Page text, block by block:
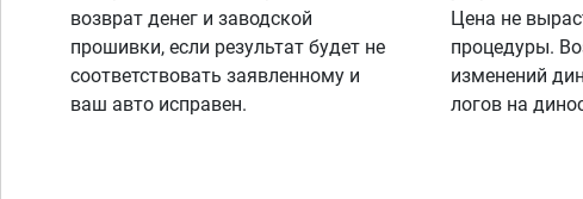
возврат денег и заводской
прошивки, если результат будет не
соответствовать заявленному и
ваш авто исправен.
Цена не
процедуры.
изменений
логов на